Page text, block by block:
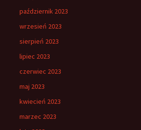
październik 2023
wrzesień 2023
sierpień 2023
lipiec 2023
czerwiec 2023
maj 2023
kwiecień 2023
marzec 2023